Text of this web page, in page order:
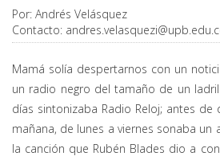
Por: Andrés Velásquez
Contacto:
Mamá solía despertarnos con un
un radio negro del tamaño de un
días sintonizaba Radio Reloj; antes de
mañana, de lunes a viernes sonaba un
la canción que Rubén Blades dio a